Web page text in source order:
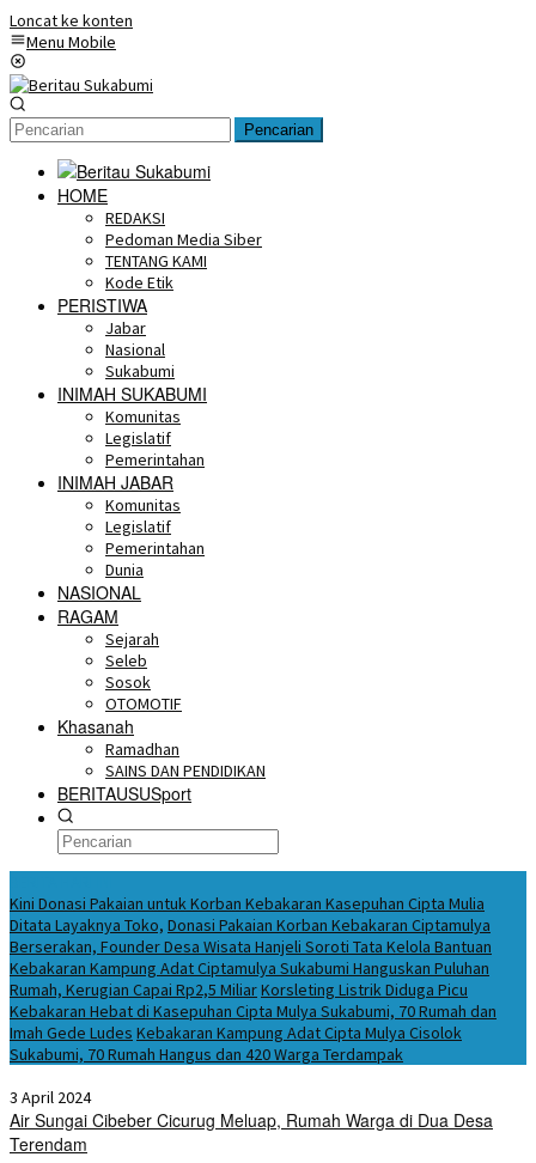
Loncat ke konten
Menu Mobile
Pencarian
HOME
REDAKSI
Pedoman Media Siber
TENTANG KAMI
Kode Etik
PERISTIWA
Jabar
Nasional
Sukabumi
INIMAH SUKABUMI
Komunitas
Legislatif
Pemerintahan
INIMAH JABAR
Komunitas
Legislatif
Pemerintahan
Dunia
NASIONAL
RAGAM
Sejarah
Seleb
Sosok
OTOMOTIF
Khasanah
Ramadhan
SAINS DAN PENDIDIKAN
BERITAUSUSport
Kini Donasi Pakaian untuk Korban Kebakaran Kasepuhan Cipta Mulia
Ditata Layaknya Toko, Donasi Pakaian Korban Kebakaran Ciptamulya
Berserakan, Founder Desa Wisata Hanjeli Soroti Tata Kelola Bantuan
Kebakaran Kampung Adat Ciptamulya Sukabumi Hanguskan Puluhan
Rumah, Kerugian Capai Rp2,5 MiliarKorsleting Listrik Diduga Picu
Kebakaran Hebat di Kasepuhan Cipta Mulya Sukabumi, 70 Rumah dan
Imah Gede Ludes Kebakaran Kampung Adat Cipta Mulya Cisolok
Sukabumi, 70 Rumah Hangus dan 420 Warga Terdampak
3 April 2024
Air Sungai Cibeber Cicurug Meluap, Rumah Warga di Dua Desa
Terendam